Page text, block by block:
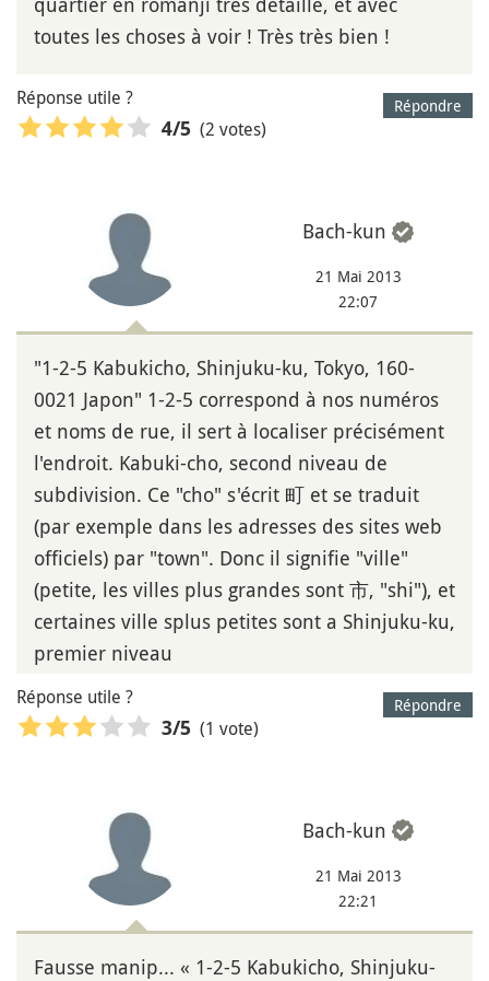
toutes les choses à voir ! Très très bien !
Répondre
Réponse utile ?
4/5 (2 votes)
Bach-kun
21 Mai 2013
22:07
"1-2-5 Kabukicho, Shinjuku-ku, Tokyo, 160-
0021 Japon" 1-2-5 correspond à nos numéros
et noms de rue, il sert à localiser précisément
l'endroit. Kabuki-cho, second niveau de
subdivision. Ce "cho" s'écrit 町 et se traduit
(par exemple dans les adresses des sites web
officiels) par "town". Donc il signifie "ville"
(petite, les villes plus grandes sont 市, "shi"), et
certaines ville splus petites sont a Shinjuku-ku,
premier niveau
Répondre
Réponse utile ?
3/5 (1 vote)
Bach-kun
21 Mai 2013
22:21
Fausse manip... « 1-2-5 Kabukicho, Shinjuku-